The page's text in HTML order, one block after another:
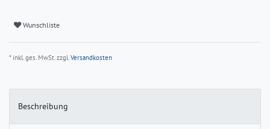
Wunschliste
* inkl. ges. MwSt. zzgl. Versandkosten
Beschreibung